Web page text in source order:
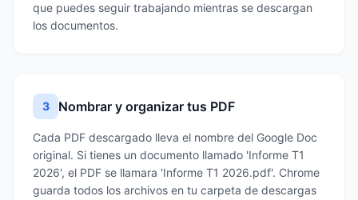
que puedes seguir trabajando mientras se descargan
los documentos.
3 Nombrar y organizar tus PDF
Cada PDF descargado lleva el nombre del Google Doc
original. Si tienes un documento llamado 'Informe T1
2026', el PDF se llamara 'Informe T1 2026.pdf'. Chrome
guarda todos los archivos en tu carpeta de descargas